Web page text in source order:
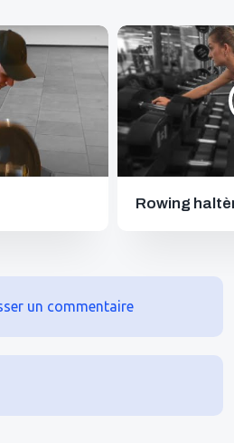
Rowing
un commentaire